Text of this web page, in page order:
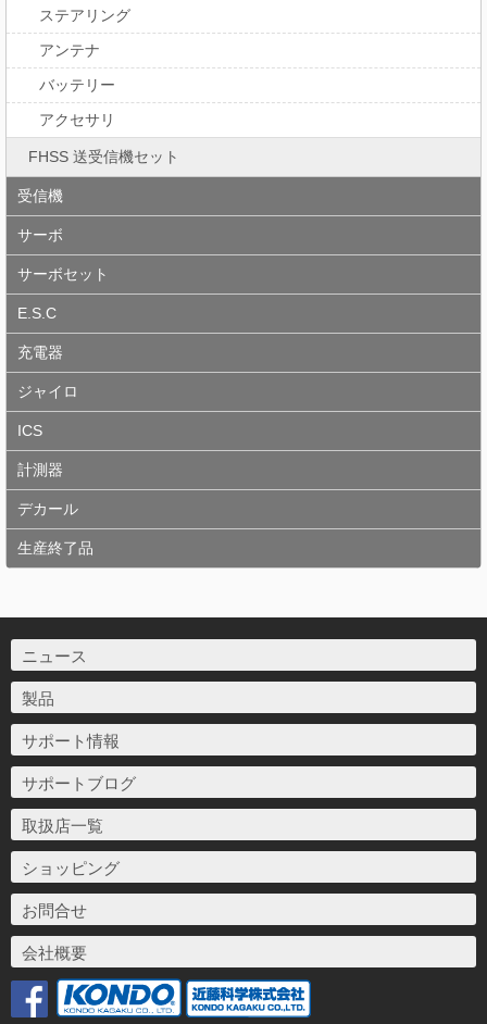
ステアリング
アンテナ
バッテリー
アクセサリ
FHSS 送受信機セット
受信機
サーボ
サーボセット
E.S.C
充電器
ジャイロ
ICS
計測器
デカール
生産終了品
ニュース
製品
サポート情報
サポートブログ
取扱店一覧
ショッピング
お問合せ
会社概要